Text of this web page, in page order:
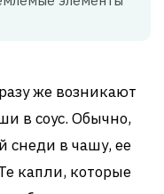
же возникают
в соус. Обычно,
снеди в чашу, ее
капли, которые